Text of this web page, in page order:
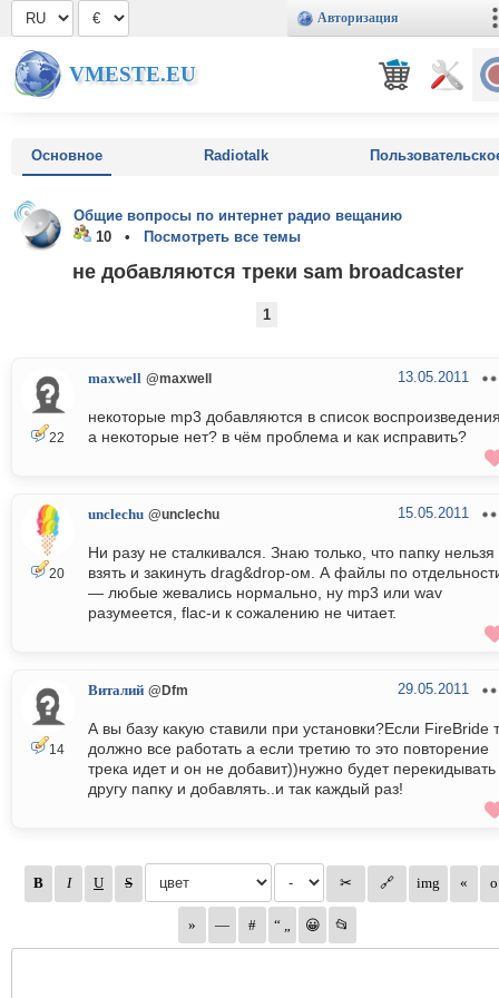
Авторизация
VMESTE.EU
Основное Radiotalk
Общие вопросы по интернет радио вещанию
10 •
Посмотреть все темы
не добавляются треки sam broadcaster
1
22
maxwell @maxwell 13.05.2011
некоторые mp3 добавляются в список
а некоторые нет? в чём проблема и как исправить?
20
unclechu @unclechu 15.05.2011
Ни разу не сталкивался. Знаю только, что папку нельзя
взять и закинуть drag&drop-ом. А файлы по
— любые жевались нормально, ну mp3 или wav
разумеется, flac-и к сожалению не читает.
14
Виталий @Dfm 29.05.2011
А вы базу какую ставили при установки?Если FireBride
должно все работать а если третию то это повторение
трека идет и он не добавит))нужно будет перекидывать
другу папку и добавлять..и так каждый раз!